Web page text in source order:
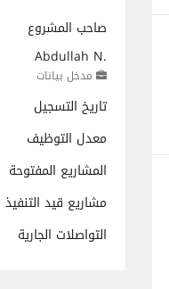
صاحب المشروع
Abdullah N.
مدخل بيانات
تاريخ التسجيل
معدل التوظيف
المشاريع المفتوحة
مشاريع قيد التنفيذ
التواصلات الجارية